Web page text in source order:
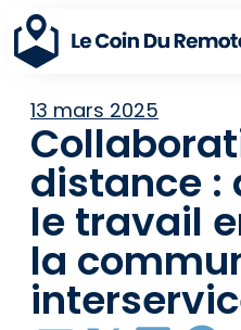
13 mars 2025
distance :
le travail
la